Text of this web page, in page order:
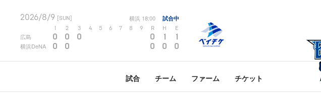
2026/8/9 [SUN] 横浜 18:00 試合中
2 3 4 5 6 7 8 9 R H E
広島 0 0 0 0 1 1
横浜DeNA 0 0 0 0 0
試合 チーム ファーム チケット